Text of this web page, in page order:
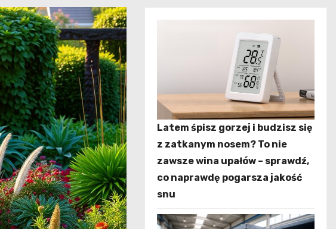
Latem śpisz gorzej i budzisz się
z zatkanym nosem? To nie
zawsze wina upałów – sprawdź,
co naprawdę pogarsza jakość
snu